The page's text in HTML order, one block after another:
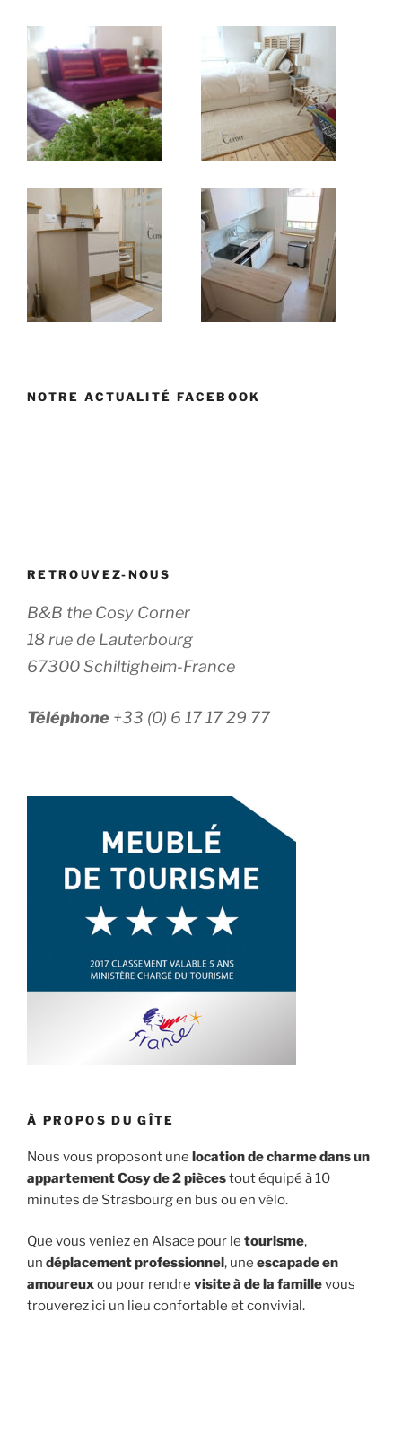
NOTRE ACTUALITÉ FACEBOOK
RETROUVEZ-NOUS
B&B the Cosy Corner
18 rue de Lauterbourg
67300 Schiltigheim-France
Téléphone +33 (0) 6 17 17 29 77
À PROPOS DU GÎTE
Nous vous proposont une location de charme dans un
appartement Cosy de 2 piècestout équipé à 10
minutes de Strasbourg en bus ou en vélo.
Que vous veniez en Alsace pour le tourisme,
un déplacement professionnel, une escapade en
amoureuxou pour rendre visite à de la famillevous
trouverez ici un lieu confortable et convivial.